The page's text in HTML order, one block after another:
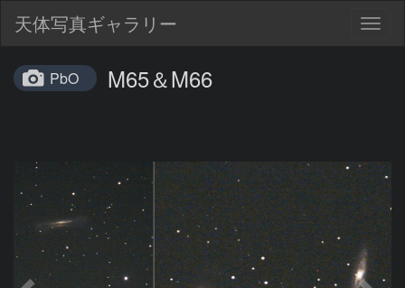
天体写真ギャラリー
PbO M65＆M66